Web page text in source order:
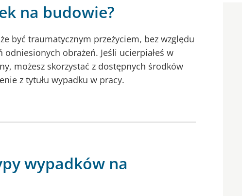
na budowie?
być traumatycznym przeżyciem, bez względu
odniesionych obrażeń. Jeśli ucierpiałeś w
możesz skorzystać z dostępnych środków
z tytułu wypadku w pracy.
wypadków na